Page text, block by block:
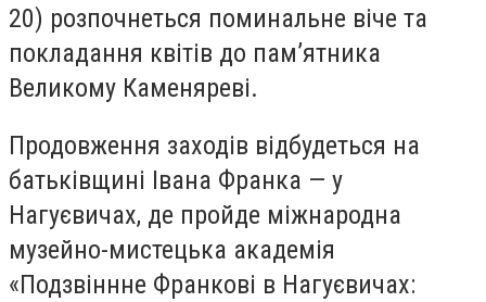
20) розпочнеться поминальне віче та
покладання квітів до пам’ятника
Великому Каменяреві.
Продовження заходів відбудеться на
батьківщині Івана Франка — у
Нагуєвичах, де пройде міжнародна
музейно-мистецька академія
«Подзвіннне Франкові в Нагуєвичах: